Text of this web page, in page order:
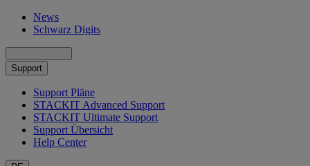
News
Schwarz Digits
Support
Support Pläne
STACKIT Advanced Support
STACKIT Ultimate Support
Support Übersicht
Help Center